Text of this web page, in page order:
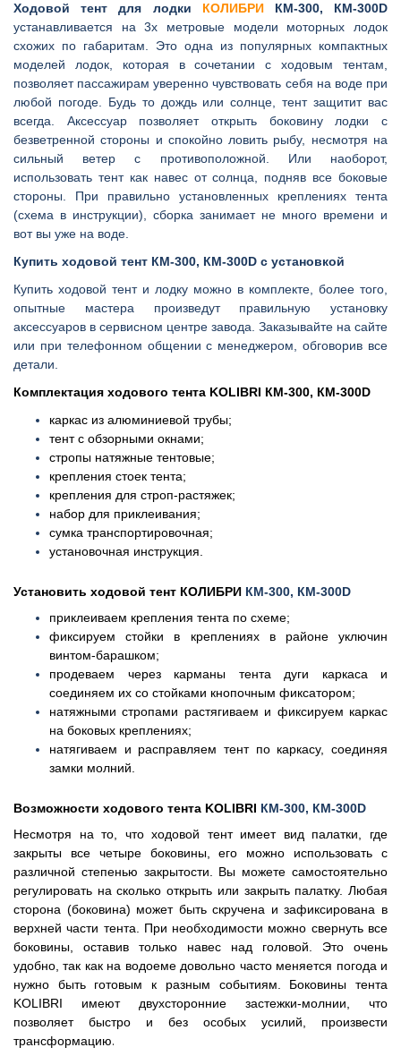
Ходовой тент для лодки КОЛИБРИКМ-300, КМ-300D
устанавливается
на 3х метровые модели моторных лодок
схожих по габаритам. Это одна из популярных компактных
моделей лодок, которая в сочетании с ходовым тентам,
позволяет пассажирам уверенно чувствовать себя на воде при
любой погоде. Будь то дождь или солнце, тент защитит вас
всегда. Аксессуар позволяет открыть боковину лодки с
безветренной стороны и спокойно ловить рыбу, несмотря на
сильный ветер с противоположной. Или наоборот,
использовать тент как навес от солнца, подняв все боковые
стороны. При правильно установленных креплениях тента
(схема в инструкции), сборка занимает не много времени и
вот вы уже на воде.
Купить ходовой тент КМ-300, КМ-300D с установкой
Купить ходовой тент и лодку можно в комплекте, более того,
опытные мастера произведут правильную установку
аксессуаров в сервисном центре завода. Заказывайте на сайте
или при телефонном общении с менеджером, обговорив все
детали.
Комплектация ходового тента KOLIBRI КМ-300, КМ-300D
каркас из алюминиевой трубы;
тент с обзорными окнами;
стропы натяжные тентовые;
крепления стоек тента;
крепления для строп-растяжек;
набор для приклеивания;
сумка транспортировочная;
установочная инструкция.
Установить ходовой тент КОЛИБРИ КМ-300, КМ-300D
приклеиваем крепления тента по схеме;
фиксируем стойки в креплениях в районе уключин
винтом-барашком;
продеваем через карманы тента дуги каркаса и
соединяем их со стойками кнопочным фиксатором;
натяжными стропами растягиваем и фиксируем каркас
на боковых креплениях;
натягиваем и расправляем тент по каркасу, соединяя
замки молний.
Возможности ходового тента KOLIBRI КМ-300, КМ-300D
Несмотря на то, что ходовой тент имеет вид палатки, где
закрыты все четыре боковины, его можно использовать с
различной степенью закрытости. Вы можете самостоятельно
регулировать на сколько открыть или закрыть палатку. Любая
сторона (боковина) может быть скручена и зафиксирована в
верхней части тента. При необходимости можно свернуть все
боковины, оставив только навес над головой. Это очень
удобно, так как на водоеме довольно часто меняется погода и
нужно быть готовым к разным событиям. Боковины тента
KOLIBRI имеют двухсторонние застежки-молнии, что
позволяет быстро и без особых усилий, произвести
трансформацию.